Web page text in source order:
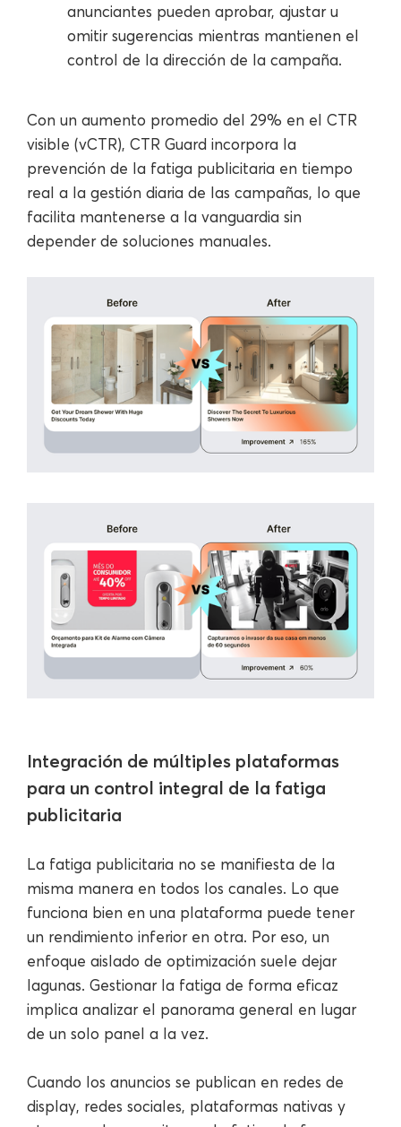
anunciantes pueden aprobar, ajustar u
omitir sugerencias mientras mantienen el
control de la dirección de la campaña.
Con un aumento promedio del 29% en el CTR
visible (vCTR), CTR Guard incorpora la
prevención de la fatiga publicitaria en tiempo
real a la gestión diaria de las campañas, lo que
facilita mantenerse a la vanguardia sin
depender de soluciones manuales.
Integración de múltiples plataformas
para un control integral de la fatiga
publicitaria
La fatiga publicitaria no se manifiesta de la
misma manera en todos los canales. Lo que
funciona bien en una plataforma puede tener
un rendimiento inferior en otra. Por eso, un
enfoque aislado de optimización suele dejar
lagunas. Gestionar la fatiga de forma eficaz
implica analizar el panorama general en lugar
de un solo panel a la vez.
Cuando los anuncios se publican en redes de
display, redes sociales, plataformas nativas y